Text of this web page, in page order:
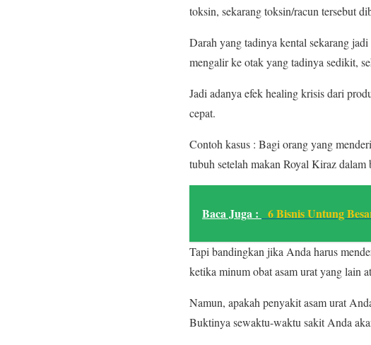
toksin, sekarang toksin/racun tersebut
Darah yang tadinya kental sekarang
mengalir ke otak yang tadinya sedikit,
Jadi adanya efek healing krisis dari
cepat.
Contoh kasus : Bagi orang yang
tubuh setelah makan Royal Kiraz dalam
Baca Juga : 6 Bisnis Untung
Tapi bandingkan jika Anda harus
ketika minum obat asam urat yang lain
Namun, apakah penyakit asam urat
Buktinya sewaktu-waktu sakit Anda